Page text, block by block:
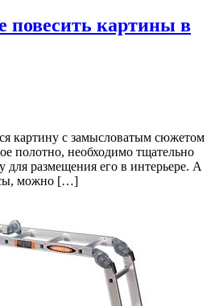
повесить картины в
картину с замысловатым сюжетом
полотно, необходимо тщательно
размещения его в интерьере. А
можно […]